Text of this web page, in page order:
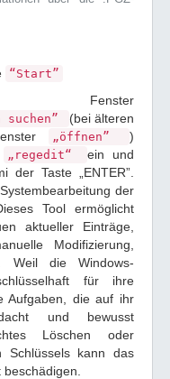
“Start”
suchen”
(bei älteren
„öffnen”
)
„regedit“
ein und
der Taste „ENTER”.
der
Tool ermöglicht
aktueller Einträge,
Modifizierung,
Weil die Windows-
für ihre
Aufgaben, die auf ihr
und bewusst
Löschen oder
Schlüssels kann das